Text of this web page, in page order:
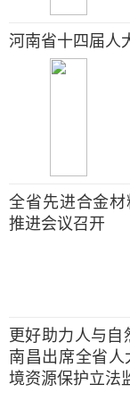
河南省十四届人
全省先进合金
推进会议召开
更好助力人与自
南昌出席全省
境资源保护立法